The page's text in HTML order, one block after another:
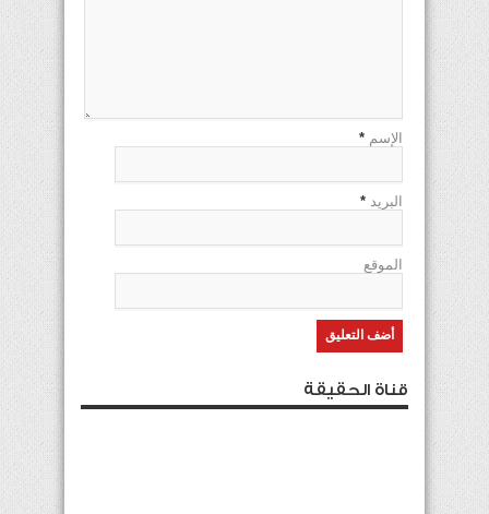
الإسم *
البريد *
الموقع
قناة الحقيقة